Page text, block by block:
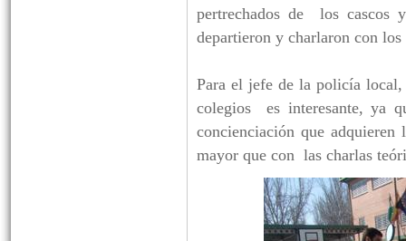
pertrechados de los cascos
departieron y charlaron con
Para el jefe de la policía local,
colegios es interesante, ya
concienciación que adquieren
mayor que con las charlas